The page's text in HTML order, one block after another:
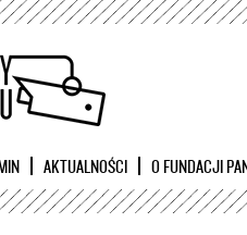
AKTUALNOŚCI O FUNDACJI